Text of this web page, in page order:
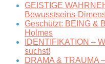
GEISTIGE
Bewusstseins-
Geschützt: BEING &
Holmes
IDENTIFIKATION –
suchst!
DRAMA & TRAUMA